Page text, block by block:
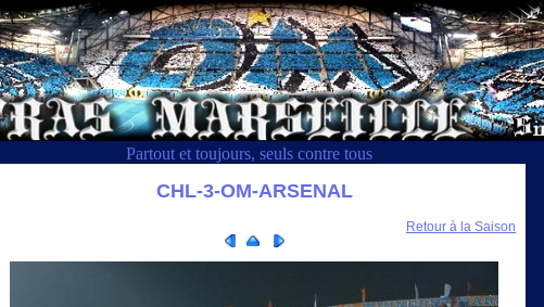
Partout et toujours, seuls contre tous
CHL-3-OM-ARSENAL
Retour à la Saison